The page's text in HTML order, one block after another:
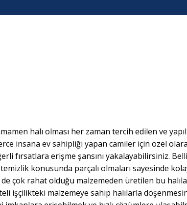
halı olması her zaman tercih edilen ve
insana ev sahipliği yapan camiler için özel
fırsatlara erişme şansını yakalayabilirsiniz.
konusunda parçalı olmaları sayesinde
çok rahat olduğu malzemeden üretilen bu
işçilikteki malzemeye sahip halılarla